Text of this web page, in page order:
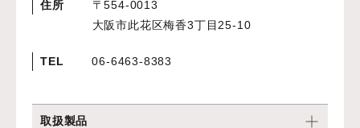
住所
〒554-0013
大阪市此花区梅香3丁目25-10
TEL 06-6463-8383
取扱製品